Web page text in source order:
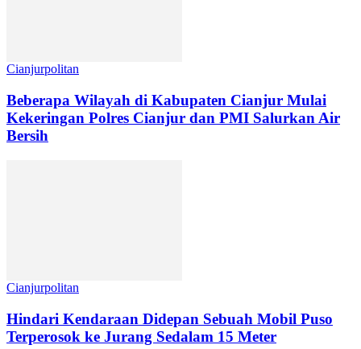
Cianjurpolitan
Beberapa Wilayah di Kabupaten Cianjur Mulai
Kekeringan Polres Cianjur dan PMI Salurkan Air
Bersih
Cianjurpolitan
Hindari Kendaraan Didepan Sebuah Mobil Puso
Terperosok ke Jurang Sedalam 15 Meter